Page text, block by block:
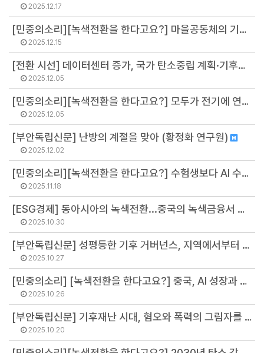
2025.12.17
[민중의소리][녹색전환을 한다고요?] 마을공동체의 기후혁명, 국가균형발전의 출발점 (안병철 연구위원)
2025.12.15
[전환 시선] 데이터센터 증가, 국가 탄소중립 계획·기후예산과 양립해야 (강민영 연구원)
2025.12.05
[민중의소리][녹색전환을 한다고요?] 모두가 전기에 연결되도록 한 것처럼, 모두가 화석연료에서 떨어지도록 (배보람 부소장)
2025.12.05
[부안독립신문] 난방의 계절을 맞아 (황정화 연구원)
2025.12.02
[민중의소리][녹색전환을 한다고요?] 수험생보다 AI 수능성적에 더 관심 있는 세상 (김병권 소장)
2025.11.18
[ESG경제] 동아시아의 녹색전환...중국의 녹색금융서 배우는 한국의 전략 (정영주 연구원)
2025.10.30
[부안독립신문] 성평등한 기후 거버넌스, 지역에서부터 시작하자 (김주온 연구원)
2025.10.27
[민중의소리] [녹색전환을 한다고요?] 중국, AI 성장과 기후 목표 사이에서 어떻게 줄타기하고 있는가 (김병권 소장)
2025.10.26
[부안독립신문] 기후재난 시대, 혐오와 폭력의 그림자를 직시해야 한다 (정영주 연구원)
2025.10.20